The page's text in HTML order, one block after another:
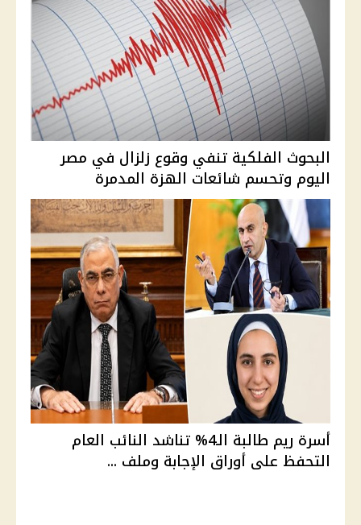
البحوث الفلكية تنفي وقوع زلزال في مصر
اليوم وتحسم شائعات الهزة المدمرة
أسرة ريم طالبة الـ4% تناشد النائب العام
التحفظ على أوراق الإجابة وملف ...